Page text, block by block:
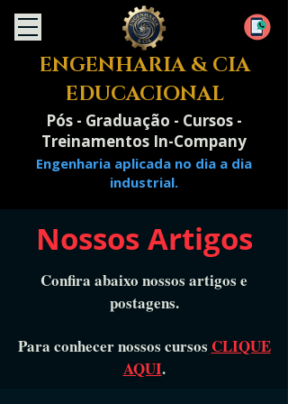
ENGENHARIA & CIA
EDUCACIONAL
Pós - Graduação - Cursos -
Treinamentos In-Company
Engenharia aplicada no dia a dia
industrial.
Nossos Artigos
Confira abaixo nossos artigos e
postagens.
Para conhecer nossos cursos CLIQUE
AQUI.